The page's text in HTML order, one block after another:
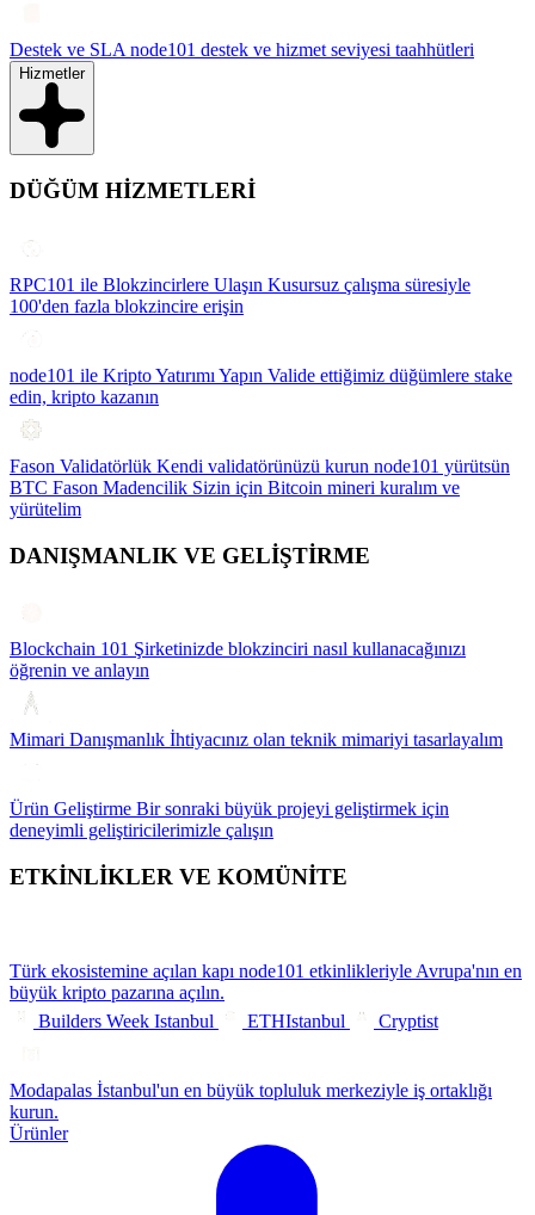
Destek ve SLA node101 destek ve hizmet seviyesi taahhütleri
Hizmetler
DÜĞÜM HİZMETLERİ
RPC101 ile Blokzincirlere Ulaşın Kusursuz çalışma süresiyle
100'den fazla blokzincire erişin
node101 ile Kripto Yatırımı Yapın Valide ettiğimiz düğümlere stake
edin, kripto kazanın
Fason Validatörlük Kendi validatörünüzü kurun node101 yürütsün
BTC Fason Madencilik Sizin için Bitcoin mineri kuralım ve
yürütelim
DANIŞMANLIK VE GELİŞTİRME
Blockchain 101 Şirketinizde blokzinciri nasıl kullanacağınızı
öğrenin ve anlayın
Mimari Danışmanlık İhtiyacınız olan teknik mimariyi tasarlayalım
Ürün Geliştirme Bir sonraki büyük projeyi geliştirmek için
deneyimli geliştiricilerimizle çalışın
ETKİNLİKLER VE KOMÜNİTE
Türk ekosistemine açılan kapı node101 etkinlikleriyle Avrupa'nın en
büyük kripto pazarına açılın.
Builders Week Istanbul
ETHIstanbul Cryptist
Modapalas İstanbul'un en büyük topluluk merkeziyle iş ortaklığı
kurun.
Ürünler